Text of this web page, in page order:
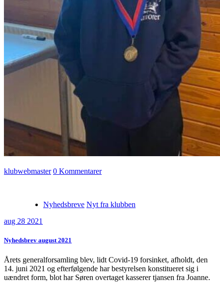
klubwebmaster 0 Kommentarer
Nyhedsbreve Nyt fra klubben
aug 28 2021
Nyhedsbrev august 2021
Årets generalforsamling blev, lidt Covid-19 forsinket, afholdt, den
14. juni 2021 og efterfølgende har bestyrelsen konstitueret sig i
uændret form, blot har Søren overtaget kasserer tjansen fra Joanne.